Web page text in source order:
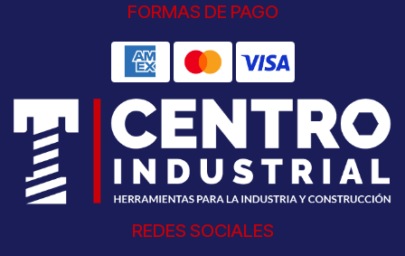
FORMAS DE PAGO
REDES SOCIALES